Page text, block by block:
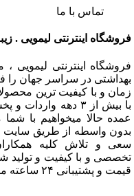
تماس با ما
اینترنتی لیمویی .
اینترنتی لیمویی ،
در سراسر جهان را فراهم
و با کیفیت ترین محصولات
با بیش از ۳ دهه واردات
حالا میخواهیم با شما
واسطه از طریق سایت
و تلاش کلیه همکاران
و با کیفیت و تولید شده در
۲۴ ساعته میباشد